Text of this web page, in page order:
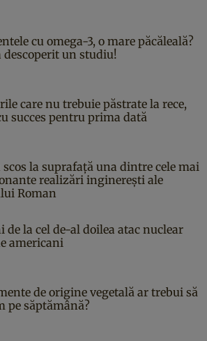
cu omega-3, o mare păcăleală?
descoperit un studiu!
care nu trebuie păstrate la rece,
succes pentru prima dată
scos la suprafață una dintre cele mai
realizări inginerești ale
Roman
de la cel de-al doilea atac nuclear
americani
de origine vegetală ar trebui să
pe săptămână?